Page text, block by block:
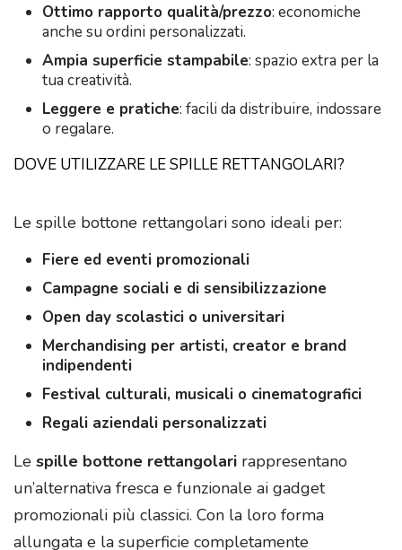
Ottimo rapporto qualità/prezzo: economiche
anche su ordini personalizzati.
Ampia superficie stampabile: spazio extra per la
tua creatività.
Leggere e pratiche: facili da distribuire, indossare
o regalare.
DOVE UTILIZZARE LE SPILLE RETTANGOLARI?
Le spille bottone rettangolari sono ideali per:
Fiere ed eventi promozionali
Campagne sociali e di sensibilizzazione
Open day scolastici o universitari
Merchandising per artisti, creator e brand
indipendenti
Festival culturali, musicali o cinematografici
Regali aziendali personalizzati
Le spille bottone rettangolari rappresentano
un’alternativa fresca e funzionale ai gadget
promozionali più classici. Con la loro forma
allungata e la superficie completamente